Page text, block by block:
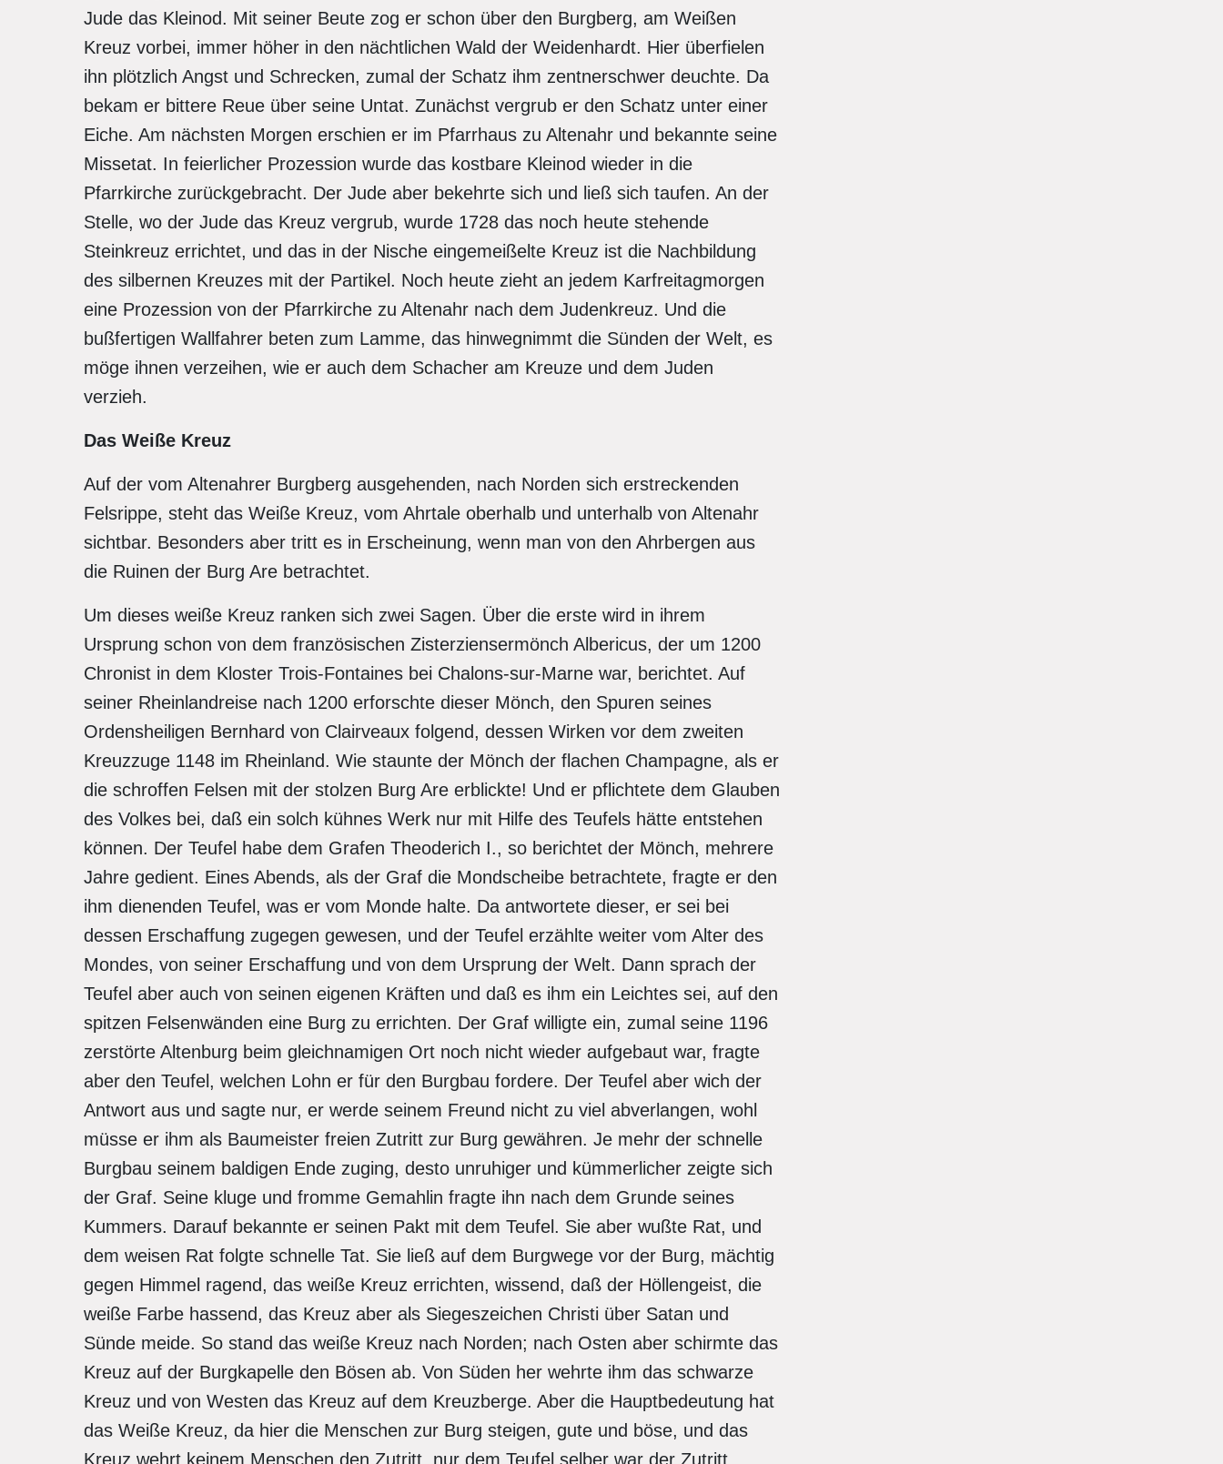
Jude das Kleinod. Mit seiner Beute zog er schon über den Burgberg, am Weißen
Kreuz vorbei, immer höher in den nächtlichen Wald der Weidenhardt. Hier überfielen
ihn plötzlich Angst und Schrecken, zumal der Schatz ihm zentnerschwer deuchte. Da
bekam er bittere Reue über seine Untat. Zunächst vergrub er den Schatz unter einer
Eiche. Am nächsten Morgen erschien er im Pfarrhaus zu Altenahr und bekannte seine
Missetat. In feierlicher Prozession wurde das kostbare Kleinod wieder in die
Pfarrkirche zurückgebracht. Der Jude aber bekehrte sich und ließ sich taufen. An der
Stelle, wo der Jude das Kreuz vergrub, wurde 1728 das noch heute stehende
Steinkreuz errichtet, und das in der Nische eingemeißelte Kreuz ist die Nachbildung
des silbernen Kreuzes mit der Partikel. Noch heute zieht an jedem Karfreitagmorgen
eine Prozession von der Pfarrkirche zu Altenahr nach dem Judenkreuz. Und die
bußfertigen Wallfahrer beten zum Lamme, das hinwegnimmt die Sünden der Welt, es
möge ihnen verzeihen, wie er auch dem Schacher am Kreuze und dem Juden
verzieh.
Das Weiße Kreuz
Auf der vom Altenahrer Burgberg ausgehenden, nach Norden sich erstreckenden
Felsrippe, steht das Weiße Kreuz, vom Ahrtale oberhalb und unterhalb von Altenahr
sichtbar. Besonders aber tritt es in Erscheinung, wenn man von den Ahrbergen aus
die Ruinen der Burg Are betrachtet.
Um dieses weiße Kreuz ranken sich zwei Sagen. Über die erste wird in ihrem
Ursprung schon von dem französischen Zisterziensermönch Albericus, der um 1200
Chronist in dem Kloster Trois-Fontaines bei Chalons-sur-Marne war, berichtet. Auf
seiner Rheinlandreise nach 1200 erforschte dieser Mönch, den Spuren seines
Ordensheiligen Bernhard von Clairveaux folgend, dessen Wirken vor dem zweiten
Kreuzzuge 1148 im Rheinland. Wie staunte der Mönch der flachen Champagne, als er
die schroffen Felsen mit der stolzen Burg Are erblickte! Und er pflichtete dem Glauben
des Volkes bei, daß ein solch kühnes Werk nur mit Hilfe des Teufels hätte entstehen
können. Der Teufel habe dem Grafen Theoderich I., so berichtet der Mönch, mehrere
Jahre gedient. Eines Abends, als der Graf die Mondscheibe betrachtete, fragte er den
ihm dienenden Teufel, was er vom Monde halte. Da antwortete dieser, er sei bei
dessen Erschaffung zugegen gewesen, und der Teufel erzählte weiter vom Alter des
Mondes, von seiner Erschaffung und von dem Ursprung der Welt. Dann sprach der
Teufel aber auch von seinen eigenen Kräften und daß es ihm ein Leichtes sei, auf den
spitzen Felsenwänden eine Burg zu errichten. Der Graf willigte ein, zumal seine 1196
zerstörte Altenburg beim gleichnamigen Ort noch nicht wieder aufgebaut war, fragte
aber den Teufel, welchen Lohn er für den Burgbau fordere. Der Teufel aber wich der
Antwort aus und sagte nur, er werde seinem Freund nicht zu viel abverlangen, wohl
müsse er ihm als Baumeister freien Zutritt zur Burg gewähren. Je mehr der schnelle
Burgbau seinem baldigen Ende zuging, desto unruhiger und kümmerlicher zeigte sich
der Graf. Seine kluge und fromme Gemahlin fragte ihn nach dem Grunde seines
Kummers. Darauf bekannte er seinen Pakt mit dem Teufel. Sie aber wußte Rat, und
dem weisen Rat folgte schnelle Tat. Sie ließ auf dem Burgwege vor der Burg, mächtig
gegen Himmel ragend, das weiße Kreuz errichten, wissend, daß der Höllengeist, die
weiße Farbe hassend, das Kreuz aber als Siegeszeichen Christi über Satan und
Sünde meide. So stand das weiße Kreuz nach Norden; nach Osten aber schirmte das
Kreuz auf der Burgkapelle den Bösen ab. Von Süden her wehrte ihm das schwarze
Kreuz und von Westen das Kreuz auf dem Kreuzberge. Aber die Hauptbedeutung hat
das Weiße Kreuz, da hier die Menschen zur Burg steigen, gute und böse, und das
Kreuz wehrt keinem Menschen den Zutritt, nur dem Teufel selber war der Zutritt